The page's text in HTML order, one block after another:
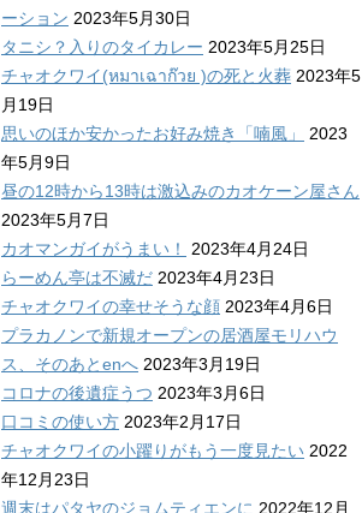
ーション 2023年5月30日
タニシ？入りのタイカレー 2023年5月25日
チャオクワイ(หมาเฉาก๊วย )の死と火葬 2023年5
月19日
思いのほか安かったお好み焼き「喃風」
2023
年5月9日
昼の12時から13時は激込みのカオケーン屋さん
2023年5月7日
カオマンガイがうまい！
2023年4月24日
らーめん亭は不滅だ 2023年4月23日
チャオクワイの幸せそうな顔 2023年4月6日
プラカノンで新規オープンの居酒屋モリハウ
ス、そのあとenへ 2023年3月19日
コロナの後遺症うつ 2023年3月6日
口コミの使い方 2023年2月17日
チャオクワイの小躍りがもう一度見たい 2022
年12月23日
週末はパタヤのジョムティエンに 2022年12月